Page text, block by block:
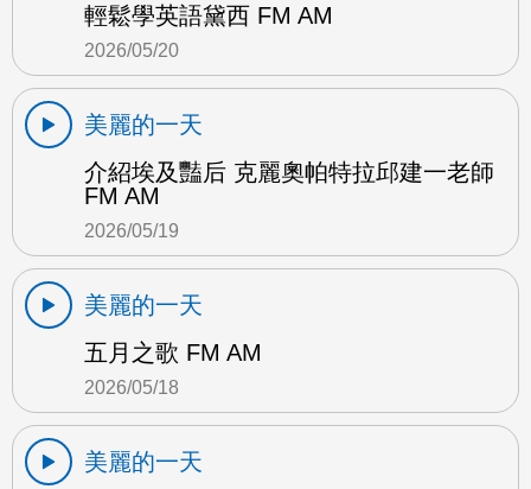
輕鬆學英語黛西 FM AM
2026/05/20
美麗的一天
介紹埃及豔后 克麗奧帕特拉邱建一老師
FM AM
2026/05/19
美麗的一天
五月之歌 FM AM
2026/05/18
美麗的一天